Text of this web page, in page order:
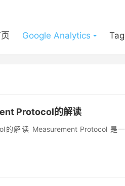
Google Analytics
Protocol的解读
的解读 Measurement Protocol